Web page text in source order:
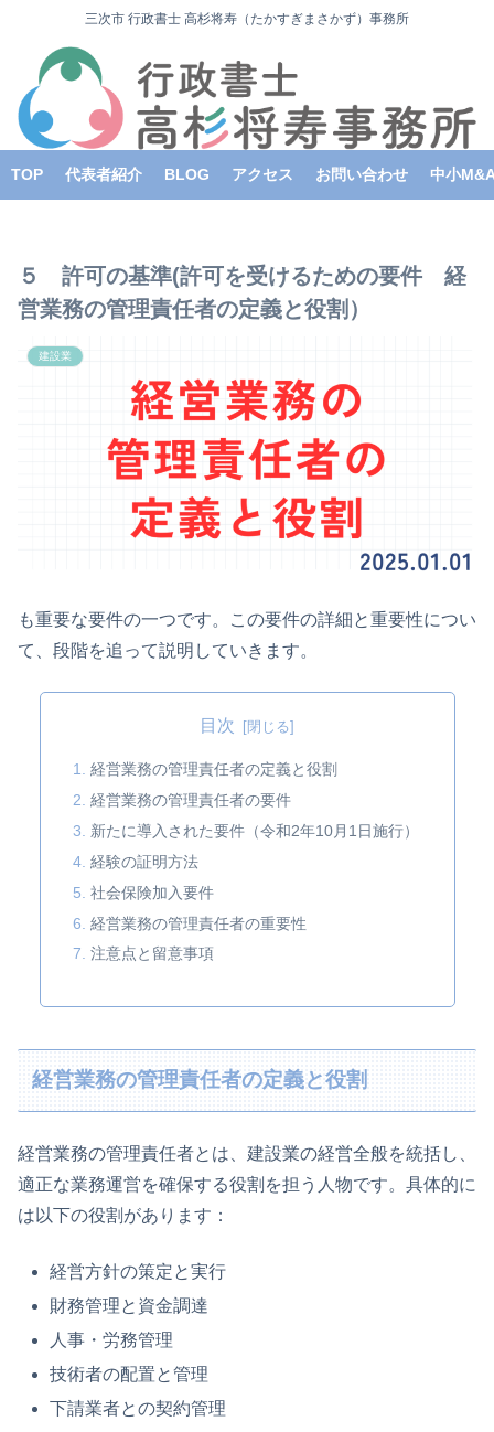
三次市 行政書士 高杉将寿（たかすぎまさかず）事務所
TOP 代表者紹介 BLOG アクセス お問い合わせ 中小
５ 許可の基準(許可を受けるための要件 経
営業務の管理責任者の定義と役割）
建設業
も重要な要件の一つです。この要件の詳細と重要性につい
て、段階を追って説明していきます。
目次
経営業務の管理責任者の定義と役割
経営業務の管理責任者の要件
新たに導入された要件（令和2年10月1日施行）
経験の証明方法
社会保険加入要件
経営業務の管理責任者の重要性
注意点と留意事項
経営業務の管理責任者の定義と役割
経営業務の管理責任者とは、建設業の経営全般を統括し、
適正な業務運営を確保する役割を担う人物です。具体的に
は以下の役割があります：
経営方針の策定と実行
財務管理と資金調達
人事・労務管理
技術者の配置と管理
下請業者との契約管理